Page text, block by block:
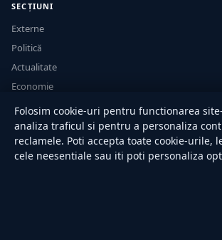
SECȚIUNI
Externe
Politică
Actualitate
Economie
Sănătate
Utile
RUBRICI
Folosim cookie-uri pentru functionarea
analiza traficul si pentru a personaliza
reclamele. Poti accepta toate cookie-urile,
cele neesentiale sau iti poti personaliza